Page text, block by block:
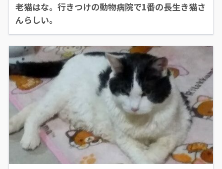
老猫はな。行きつけの動物病院で1番の長生き猫さ
んらしい。